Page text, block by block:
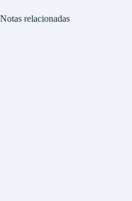
Notas relacionadas